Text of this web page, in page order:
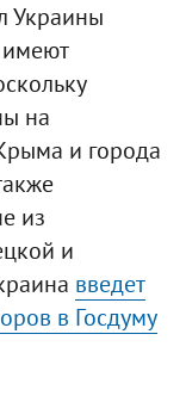
Украины
на
и города
из
и
введет
в Госдуму